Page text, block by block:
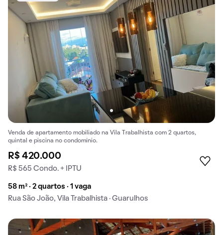
Venda de apartamento mobiliado na Vila Trabalhista com 2 quartos,
quintal e piscina no condomínio.
R$ 420.000
R$ 565 Condo. + IPTU
58 m² · 2 quartos · 1 vaga
Rua São João, Vila Trabalhista · Guarulhos